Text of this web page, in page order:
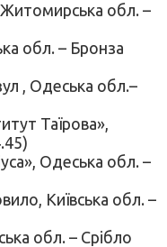
обл. –
обл. – Бронза
, Одеська обл.–
Таїрова»,
Одеська обл. –
Київська обл. –
обл. – Срібло